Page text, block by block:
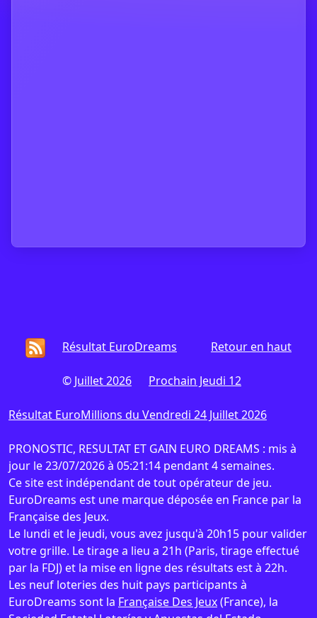
Retour en haut
Résultat EuroDreams
© Juillet 2026 Prochain Jeudi 12
Résultat EuroMillions du Vendredi 24 Juillet 2026
PRONOSTIC, RESULTAT ET GAIN EURO DREAMS : mis à
jour le 23/07/2026 à 05:21:14 pendant 4 semaines.
Ce site est indépendant de tout opérateur de jeu.
EuroDreams est une marque déposée en France par la
Française des Jeux.
Le lundi et le jeudi, vous avez jusqu'à 20h15 pour valider
votre grille. Le tirage a lieu a 21h (Paris, tirage effectué
par la FDJ) et la mise en ligne des résultats est à 22h.
Les neuf loteries des huit pays participants à
EuroDreams sont la Française Des Jeux(France), la